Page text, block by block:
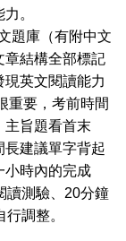
。
題庫（有附中文
章結構全部標記
英文閱讀能力
重要，考前時間
主旨題看首末
長建議單字背起
小時內的完成
讀測驗、20分鐘
調整。